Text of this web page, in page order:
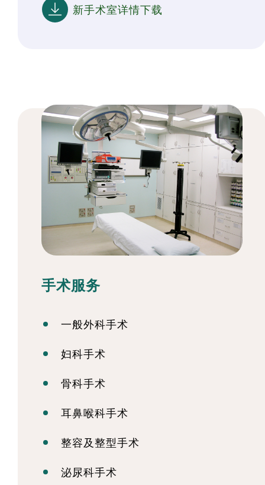
新手术室详情下载
手术服务
一般外科手术
妇科手术
骨科手术
耳鼻喉科手术
整容及整型手术
泌尿科手术